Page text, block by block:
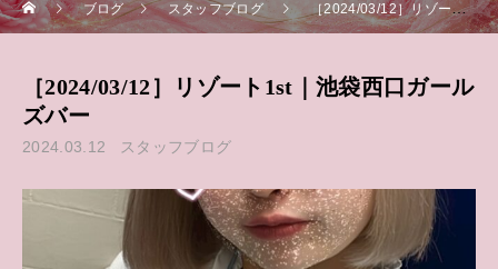
ブログ スタッフブログ ［2024/03/12］リゾート1st｜池袋西口ガールズバー
［2024/03/12］リゾート1st｜池袋西口ガール
ズバー
2024.03.12 スタッフブログ